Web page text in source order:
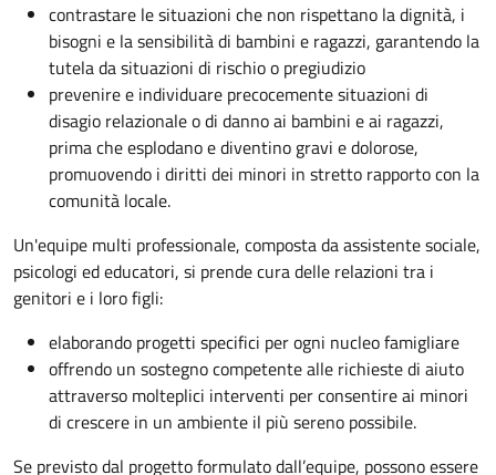
contrastare le situazioni che non rispettano la dignità, i
bisogni e la sensibilità di bambini e ragazzi, garantendo la
tutela da situazioni di rischio o pregiudizio
prevenire e individuare precocemente situazioni di
disagio relazionale o di danno ai bambini e ai ragazzi,
prima che esplodano e diventino gravi e dolorose,
promuovendo i diritti dei minori in stretto rapporto con la
comunità locale.
Un'equipe multi professionale, composta da assistente sociale,
psicologi ed educatori, si prende cura delle relazioni tra i
genitori e i loro figli:
elaborando progetti specifici per ogni nucleo famigliare
offrendo un sostegno competente alle richieste di aiuto
attraverso molteplici interventi per consentire ai minori
di crescere in un ambiente il più sereno possibile.
Se previsto dal progettoformulato dall’equipe, possono essere